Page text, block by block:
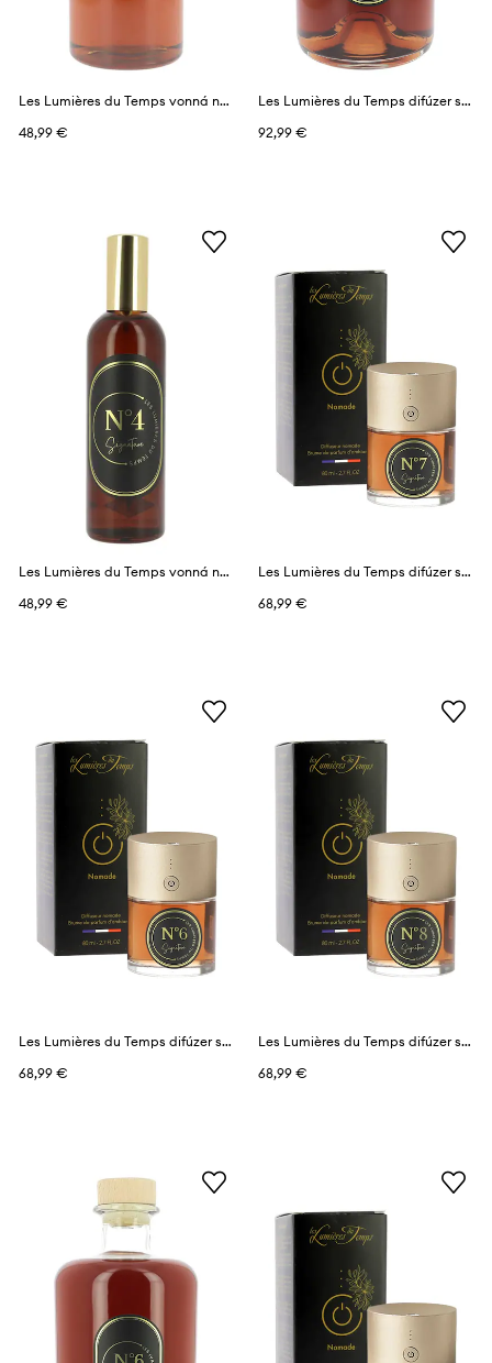
Les Lumières du Temps vonná náplň do difuzéra 1 l
48,99 €
Les Lumières du Temps difúzer s vôňou 1 l
92,99 €
Les Lumières du Temps vonná náplň do difuzéra 1 l
48,99 €
Les Lumières du Temps difúzer s vôňou 80 ml
68,99 €
Les Lumières du Temps difúzer s vôňou 80 ml
68,99 €
Les Lumières du Temps difúzer s vôňou 80 ml
68,99 €